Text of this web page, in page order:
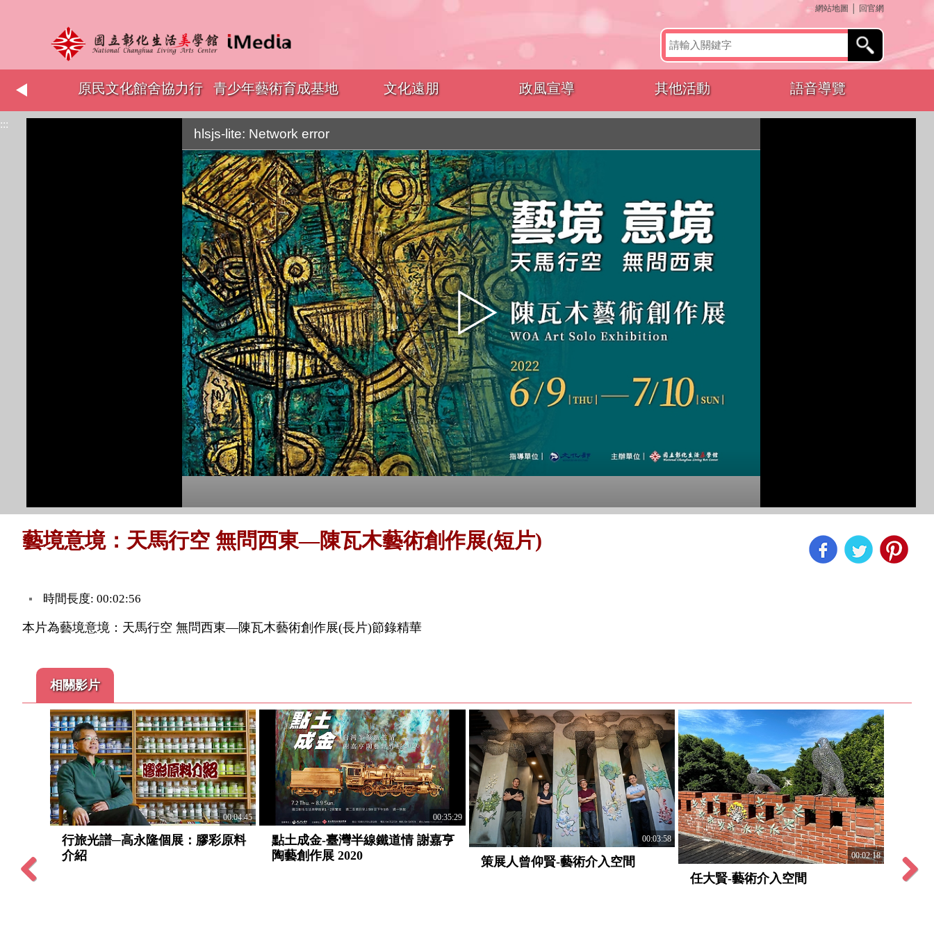
::: 網站地圖 回官網
表揚 原民文化館舍協力行 青少年藝術育成基地 文化遠朋 政風宣導 其他活動 語音導覽
:::
hlsjs-lite: Network error
藝境意境：天馬行空 無問西東—陳瓦木藝術創作展(短片)
時間長度: 00:02:56
本片為藝境意境：天馬行空 無問西東—陳瓦木藝術創作展(長片)節錄精華
相關影片
技巧
00:04:45
行旅光譜─高永隆個展：膠彩原料
介紹
00:35:29
點土成金-臺灣半線鐵道情 謝嘉亨
陶藝創作展 2020
00:03:58
策展人曾仰賢-藝術介入空間 00:02:18
任大賢-藝術介入空間 陳芍